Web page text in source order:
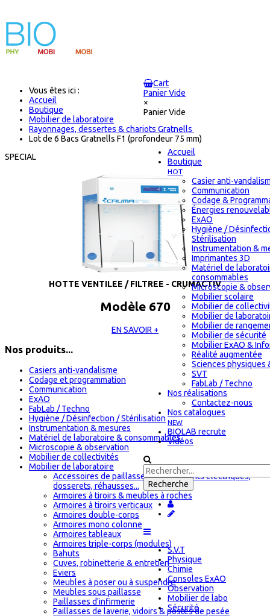
Cart
Panier Vide
×
Panier Vide
Accueil
Boutique
HOT
Casier anti-
Communication
Codage &
Énergies
ExAO
Hygiène /
Stérilisation
Instrumentation &
Imprimantes 3D
Matériel de
consommables
Microscopie &
Mobilier scolaire
Mobilier de
Mobilier de
Mobilier de
Mobilier de sécurité
Mobilier ExAO &
Réalité augmentée
Sciences physiques
SVT
FabLab / Techno
Nos réalisations
Contactez-nous
Nos catalogues
NEW
BIOLAB recrute
Vidéos
S.V.T
Physique
Chimie
Consoles ExAO
Observation
Mobilier de labo
Sécurité
Vous êtes ici :
Accueil
Boutique
Mobilier de laboratoire
Rayonnages, dessertes & chariots Gratnells
Lot de 6 Bacs Gratnells F1 (profondeur 75 mm)
SPECIAL
HOTTE VENTILEE / FILTREE - CRUMACTIV
Modèle 670
EN SAVOIR +
Nos produits...
Casiers anti-vandalisme
Codage et programmation
Communication
ExAO
FabLab / Techno
Hygiène / Désinfection / Stérilisation
Instrumentation & mesures
Matériel de laboratoire & consommables
Microscopie & observation
Mobilier de collectivités
Mobilier de laboratoire
Accessoires de paillasses : équipements électriques,
dosserets, réhausses...
Armoires à tiroirs & meubles à roches
Armoires à tiroirs verticaux
Armoires double-corps
Armoires mono colonne
Armoires tableaux
Armoires triple-corps (modules)
Bahuts
Cuves, robinetterie & entretien
Eviers
Meubles à poser ou à suspendre
Meubles sous paillasse
Paillasses d'infirmerie
Paillasses de laverie, vidoirs & postes de pesée